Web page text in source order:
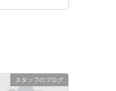
スタッフのブログ